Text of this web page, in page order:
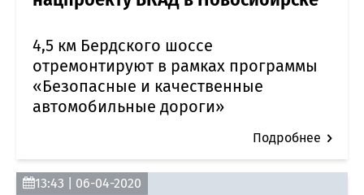
4,5 км Бердского шоссе
отремонтируют в рамках программы
«Безопасные и качественные
автомобильные дороги»
Подробнее
13:43 | 06-04-2020